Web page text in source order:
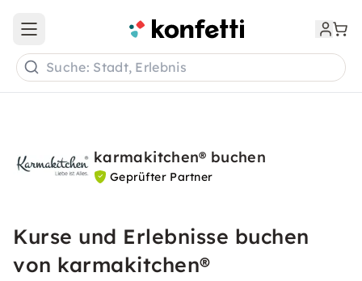
Open main menu
Suche: Stadt, Erlebnis
karmakitchen® buchen
Geprüfter Partner
Kurse und Erlebnisse buchen
von karmakitchen®